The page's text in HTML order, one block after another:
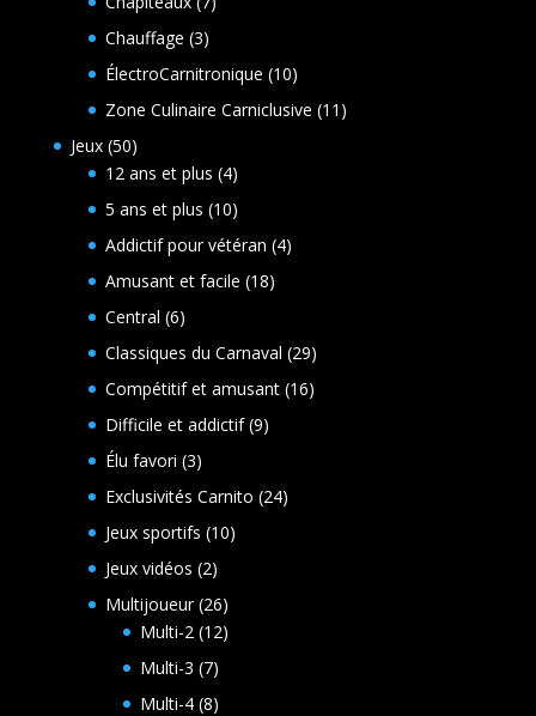
Chauffage 33
produits
ÉlectroCarnitronique 1010
produits
Zone Culinaire Carniclusive 11 11
Jeux 5050
produits
12 ans et plus 44
produits
5 ans et plus 1010
produits
Addictif pour vétéran 44
Amusant et facile 1818
Central 66
produits
Classiques du Carnaval 2929
produits
Compétitif et amusant 1616
Difficile et addictif 99
Élu favori 33
produits
Exclusivités Carnito 2424
Jeux sportifs 1010
Jeux vidéos 22
produits
Multijoueur 2626
produits
Multi-2 1212
Multi-3 77
produits
Multi-4 88